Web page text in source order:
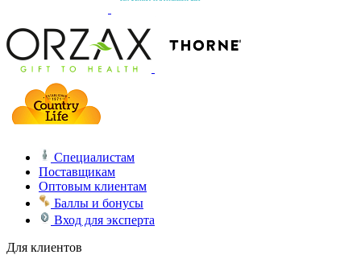
Специалистам
Поставщикам
Оптовым клиентам
Баллы и бонусы
Вход для эксперта
Для клиентов